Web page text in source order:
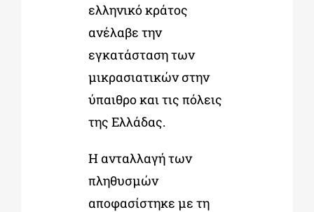
ελληνικό κράτος
ανέλαβε την
εγκατάσταση των
μικρασιατικών στην
ύπαιθρο και τις πόλεις
της Ελλάδας.
Η ανταλλαγή των
πληθυσμών
αποφασίστηκε με τη